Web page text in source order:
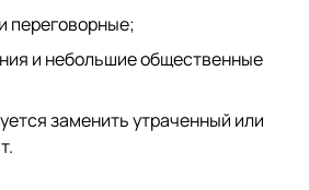
переговорные;
и небольшие общественные
заменить утраченный или